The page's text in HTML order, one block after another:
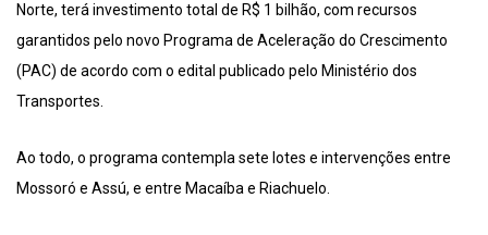
Norte, terá investimento total de R$ 1 bilhão, com recursos
garantidos pelo novo Programa de Aceleração do Crescimento
(PAC) de acordo com o edital publicado pelo Ministério dos
Transportes.
Ao todo, o programa contempla sete lotes e intervenções entre
Mossoró e Assú, e entre Macaíba e Riachuelo.